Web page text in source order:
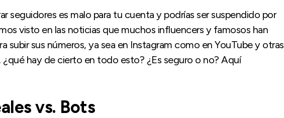
seguidores es malo para tu cuenta y podrías ser suspendido por
visto en las noticias que muchos influencers y famosos han
subir sus números, ya sea en Instagram como en YouTube y otras
¿qué hay de cierto en todo esto? ¿Es seguro o no? Aquí
vs. Bots